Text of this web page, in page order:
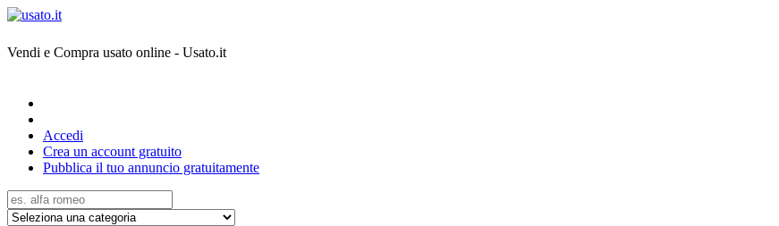
Vendi e Compra usato online - Usato.it
Accedi
Crea un account gratuito
Pubblica il tuo annuncio gratuitamente